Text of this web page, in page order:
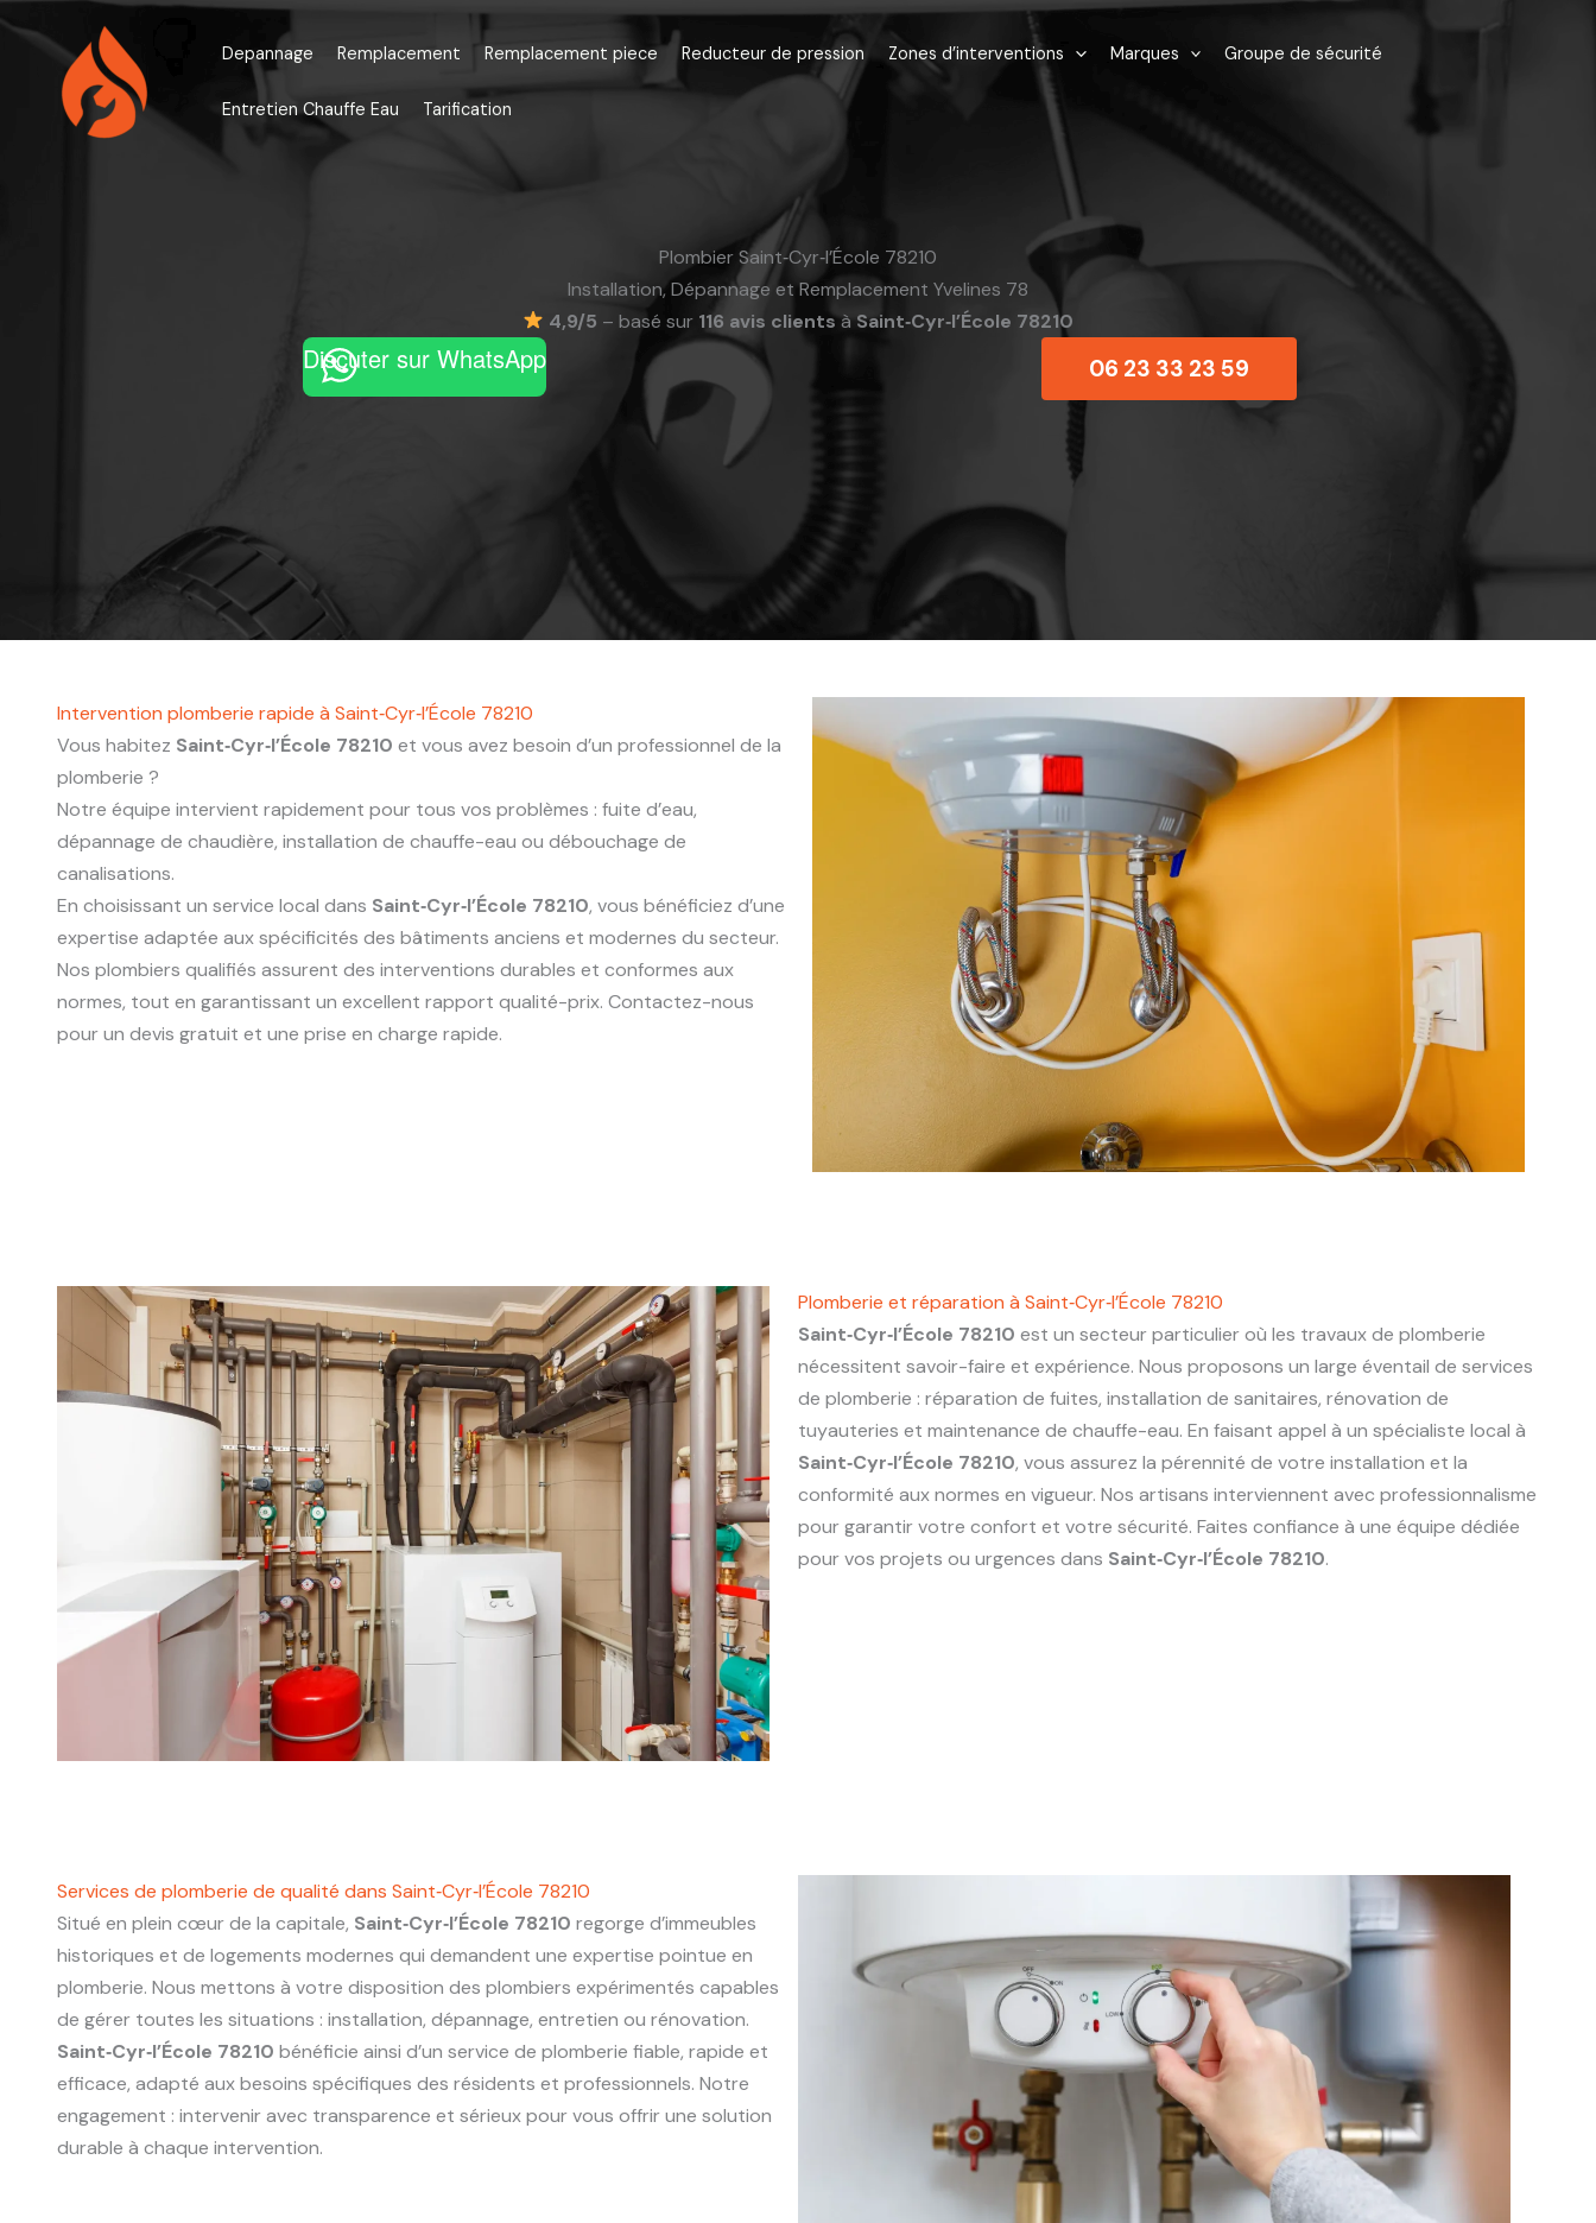
Aller
contenu
Depannage Remplacement Remplacement piece Reducteur de pression Zones d’interventions Marques Groupe de sécurité
Entretien Chauffe Eau Tarification
Plombier Saint‑Cyr‑l’École 78210
Installation, Dépannage et Remplacement Yvelines 78
4,9/5 – basé sur 116 avis clientsàSaint‑Cyr‑l’École 78210
Discuter sur WhatsApp 06 23 33 23 59
Intervention plomberie rapide à Saint‑Cyr‑l’École 78210
Vous habitez Saint‑Cyr‑l’École 78210 et vous avez besoin d’un professionnel de la
plomberie ?
Notre équipe intervient rapidement pour tous vos problèmes : fuite d’eau,
dépannage de chaudière, installation de chauffe-eau ou débouchage de
canalisations.
En choisissant un service local dans Saint‑Cyr‑l’École 78210, vous bénéficiez d’une
expertise adaptée aux spécificités des bâtiments anciens et modernes du secteur.
Nos plombiers qualifiés assurent des interventions durables et conformes aux
normes, tout en garantissant un excellent rapport qualité-prix. Contactez-nous
pour un devis gratuit et une prise en charge rapide.
Plomberie et réparation à Saint‑Cyr‑l’École 78210
Saint‑Cyr‑l’École 78210 est un secteur particulier où les travaux de plomberie
nécessitent savoir-faire et expérience. Nous proposons un large éventail de services
de plomberie : réparation de fuites, installation de sanitaires, rénovation de
tuyauteries et maintenance de chauffe-eau. En faisant appel à un spécialiste local à
Saint‑Cyr‑l’École 78210, vous assurez la pérennité de votre installation et la
conformité aux normes en vigueur. Nos artisans interviennent avec professionnalisme
pour garantir votre confort et votre sécurité. Faites confiance à une équipe dédiée
pour vos projets ou urgences dans Saint‑Cyr‑l’École 78210.
Services de plomberie de qualité dans Saint‑Cyr‑l’École 78210
Situé en plein cœur de la capitale, Saint‑Cyr‑l’École 78210 regorge d’immeubles
historiques et de logements modernes qui demandent une expertise pointue en
plomberie. Nous mettons à votre disposition des plombiers expérimentés capables
de gérer toutes les situations : installation, dépannage, entretien ou rénovation.
Saint‑Cyr‑l’École 78210 bénéficie ainsi d’un service de plomberie fiable, rapide et
efficace, adapté aux besoins spécifiques des résidents et professionnels. Notre
engagement : intervenir avec transparence et sérieux pour vous offrir une solution
durable à chaque intervention.